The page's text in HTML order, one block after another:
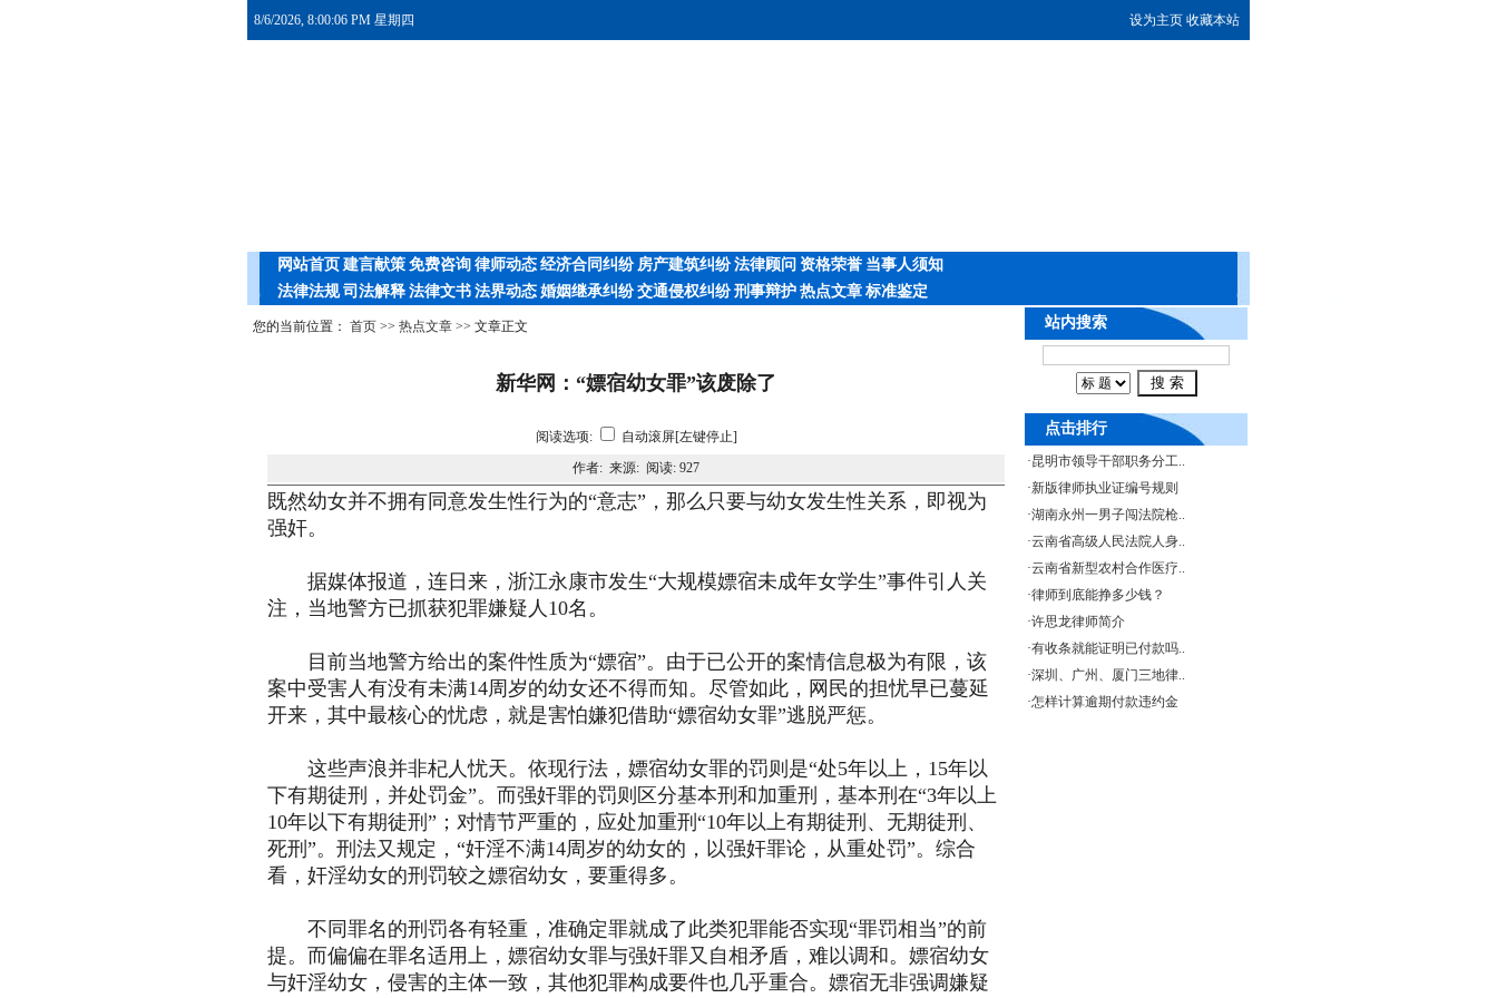
8/6/2026, 8:00:06 PM 星期四 设为主页 收藏本站
网站首页 建言献策 免费咨询 律师动态 经济合同纠纷 房产建筑纠纷 法律顾问 资格荣誉 当事人须知
法律法规 司法解释 法律文书 法界动态 婚姻继承纠纷 交通侵权纠纷 刑事辩护 热点文章 标准鉴定
您的当前位置： 首页 >> 热点文章 >> 文章正文
新华网：“嫖宿幼女罪”该废除了
阅读选项:
自动滚屏[左键停止]
作者: 来源: 阅读: 927
既然幼女并不拥有同意发生性行为的“意志”，那么只要与幼女发生性关系，即视为
强奸。
据媒体报道，连日来，浙江永康市发生“大规模嫖宿未成年女学生”事件引人关
注，当地警方已抓获犯罪嫌疑人10名。
目前当地警方给出的案件性质为“嫖宿”。由于已公开的案情信息极为有限，该
案中受害人有没有未满14周岁的幼女还不得而知。尽管如此，网民的担忧早已蔓延
开来，其中最核心的忧虑，就是害怕嫌犯借助“嫖宿幼女罪”逃脱严惩。
这些声浪并非杞人忧天。依现行法，嫖宿幼女罪的罚则是“处5年以上，15年以
下有期徒刑，并处罚金”。而强奸罪的罚则区分基本刑和加重刑，基本刑在“3年以上
10年以下有期徒刑”；对情节严重的，应处加重刑“10年以上有期徒刑、无期徒刑、
死刑”。刑法又规定，“奸淫不满14周岁的幼女的，以强奸罪论，从重处罚”。综合
看，奸淫幼女的刑罚较之嫖宿幼女，要重得多。
不同罪名的刑罚各有轻重，准确定罪就成了此类犯罪能否实现“罪罚相当”的前
提。而偏偏在罪名适用上，嫖宿幼女罪与强奸罪又自相矛盾，难以调和。嫖宿幼女
与奸淫幼女，侵害的主体一致，其他犯罪构成要件也几乎重合。嫖宿无非强调嫌疑
站内搜索
点击排行
·昆明市领导干部职务分工..
·新版律师执业证编号规则
·湖南永州一男子闯法院枪..
·云南省高级人民法院人身..
·云南省新型农村合作医疗..
·律师到底能挣多少钱？
·许思龙律师简介
·有收条就能证明已付款吗..
·深圳、广州、厦门三地律..
·怎样计算逾期付款违约金